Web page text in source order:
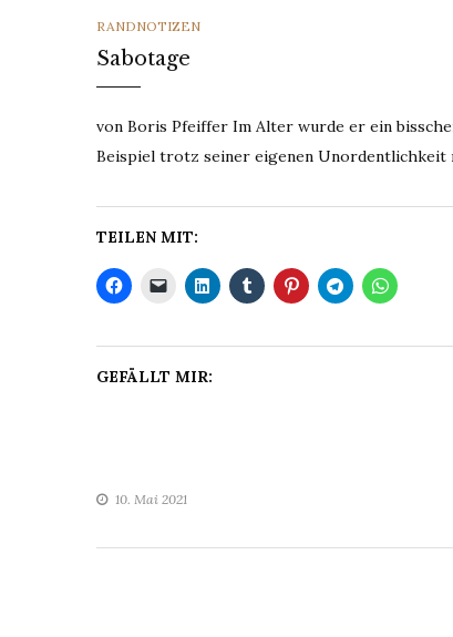
CATEGORIES
RANDNOTIZEN
Sabotage
von Boris Pfeiffer Im Alter wurde er ein
Beispiel trotz seiner eigenen Unordentlichkeit
TEILEN MIT:
GEFÄLLT MIR:
10. Mai 2021